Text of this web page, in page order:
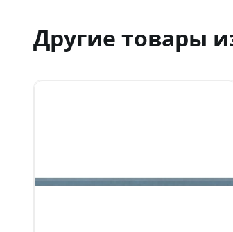
Другие товары